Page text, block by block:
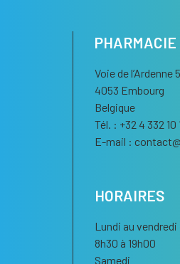
PHARMACIE
Voie de l’Ardenne
4053 Embourg
Belgique
Tél. : +32 4 332 10
E-mail : contact@
HORAIRES
Lundi au vendredi
8h30 à 19h00
Samedi